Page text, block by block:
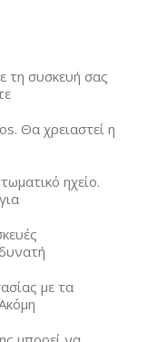
τη συσκευή σας
Θα χρειαστεί η
ηχείο.
με τα